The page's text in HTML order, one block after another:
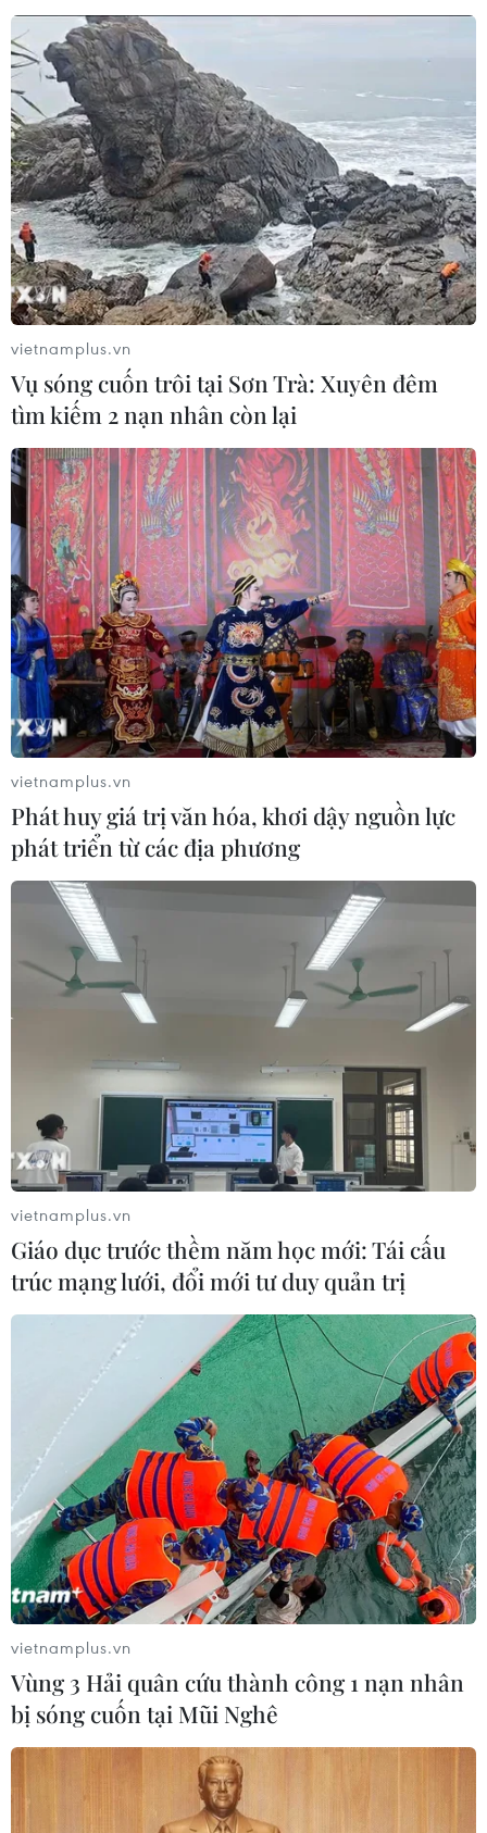
TIN CÙNG CHUYÊN MỤC
Các khoản hoàn thuế tác động tích
cực đến kết quả kinh doanh của
doanh nghiệp Mỹ
09/08/2026 04:35
Việt Nam là điểm đến hấp dẫn với
doanh nghiệp bán dẫn hàng đầu của
08/08/2026 13:45
Grab bị phạt 1,36 tỷ đồng do vi phạm
quy định bảo vệ quyền lợi người tiêu
08/08/2026 04:15
Naver và NVIDIA tăng tốc xây dựng
“Nhà máy AI,” hướng tới doanh thu
từ năm 2027
07/08/2026 13:01
Sân chơi học đường giúp học sinh
rèn kỹ năng sống qua từng bước
07/08/2026 11:38
Thưởng vượt kế hoạch: động lực còn
thiếu cho doanh nghiệp dẫn dắt
07/08/2026 04:01
Hãng BMW bắt đầu sản xuất hàng
loạt mẫu xe thuần điện “thế hệ mới”
Tiêu chí mới phân loại doanh nghiệp
để thực hiện cơ cấu lại vốn nhà nước
vietnamplus.vn
Vụ sóng cuốn trôi tại Sơn Trà: Xuyên đêm
tìm kiếm 2 nạn nhân còn lại
vietnamplus.vn
Phát huy giá trị văn hóa, khơi dậy nguồn lực
phát triển từ các địa phương
vietnamplus.vn
Giáo dục trước thềm năm học mới: Tái cấu
trúc mạng lưới, đổi mới tư duy quản trị
vietnamplus.vn
Vùng 3 Hải quân cứu thành công 1 nạn nhân
bị sóng cuốn tại Mũi Nghê